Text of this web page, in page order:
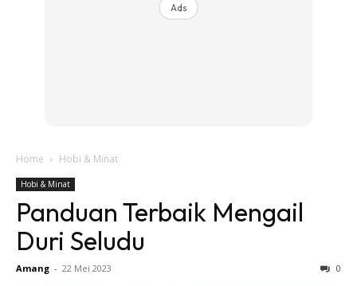
Ads
Home Hobi & Minat
Hobi & Minat
Panduan Terbaik Mengail
Duri Seludu
Amang - 22 Mei 2023 0